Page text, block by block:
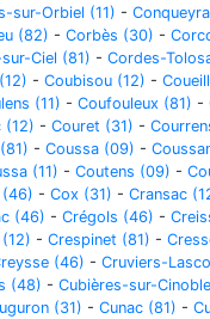
sur-Orbiel (11) -
(82) - Corbès (30) -
Ciel (81) - Cordes-
- Coubisou (12) -
(11) - Coufouleux (81) -
(12) - Couret (31) -
- Coussa (09) -
(11) - Coutens (09) -
(46) - Cox (31) - Cransac
(46) - Crégols (46) -
- Crespinet (81) -
(46) - Cruviers-
(48) - Cubières-sur-
(31) - Cunac (81) -